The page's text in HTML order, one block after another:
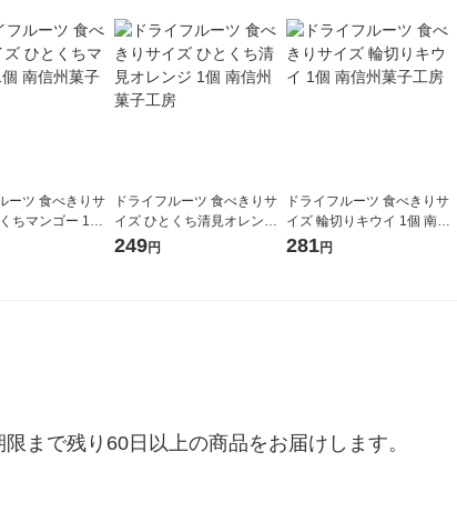
ーツ 食べきりサ
ちマンゴー 1個
工房
ドライフルーツ 食べきりサ
イズ ひとくち清見オレンジ
1個 南信州菓子工房
249円
ドライフルーツ 食べきりサ
イズ 輪切りキウイ 1個 南信
州菓子工房
281円
まで残り60日以上の商品をお届けします。